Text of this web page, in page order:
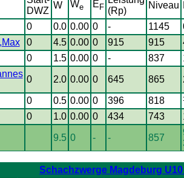
DWZ
W We E F (Rp)
Niveau
0 0.0 0.00 0 - 1145
0 4.5 0.00 0 915 915
0 1.5 0.00 0 - 837
0 2.0 0.00 0 645 865
0 0.5 0.00 0 396 818
0 1.0 0.00 0 434 743
9.5 0 - - 857
Schachzwerge Magdeburg U10